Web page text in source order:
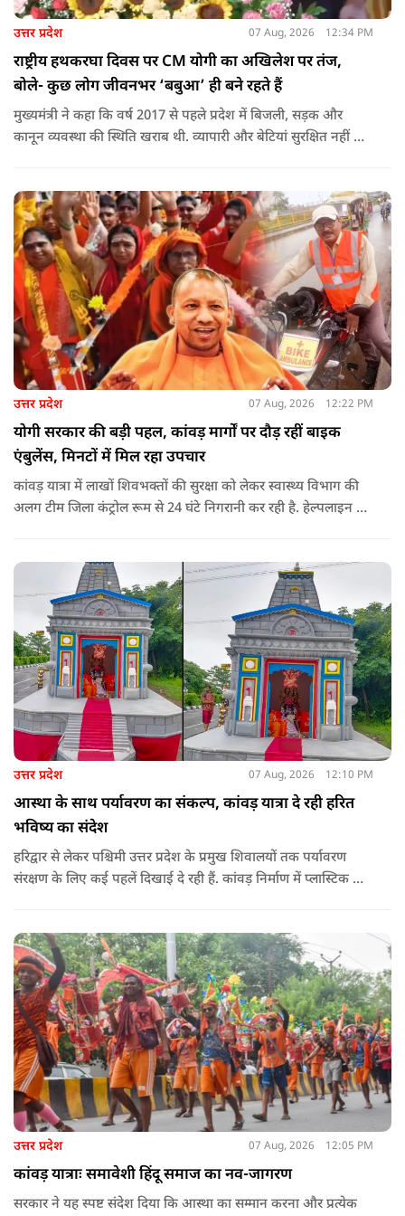
उत्तर प्रदेश 07 Aug, 2026 12:34 PM
राष्ट्रीय हथकरघा दिवस पर CM योगी का अखिलेश पर तंज,
बोले- कुछ लोग जीवनभर ‘बबुआ’ ही बने रहते हैं
मुख्यमंत्री ने कहा कि वर्ष 2017 से पहले प्रदेश में बिजली, सड़क और
कानून व्यवस्था की स्थिति खराब थी. व्यापारी और बेटियां सुरक्षित नहीं थीं.
हस्तशिल्पियों को उठाना पड़ा.
उत्तर प्रदेश 07 Aug, 2026 12:22 PM
योगी सरकार की बड़ी पहल, कांवड़ मार्गों पर दौड़ रहीं बाइक
एंबुलेंस, मिनटों में मिल रहा उपचार
कांवड़ यात्रा में लाखों शिवभक्तों की सुरक्षा को लेकर स्वास्थ्य विभाग की
अलग टीम जिला कंट्रोल रूम से 24 घंटे निगरानी कर रही है. हेल्पलाइन पर
उत्तर प्रदेश 07 Aug, 2026 12:10 PM
आस्था के साथ पर्यावरण का संकल्प, कांवड़ यात्रा दे रही हरित
भविष्य का संदेश
हरिद्वार से लेकर पश्चिमी उत्तर प्रदेश के प्रमुख शिवालयों तक पर्यावरण
संरक्षण के लिए कई पहलें दिखाई दे रही हैं. कांवड़ निर्माण में प्लास्टिक के
पत्तियों का पृथक संग्रह किया जाएगा.
उत्तर प्रदेश 07 Aug, 2026 12:05 PM
कांवड़ यात्राः समावेशी हिंदू समाज का नव-जागरण
सरकार ने यह स्पष्ट संदेश दिया कि आस्था का सम्मान करना और प्रत्येक